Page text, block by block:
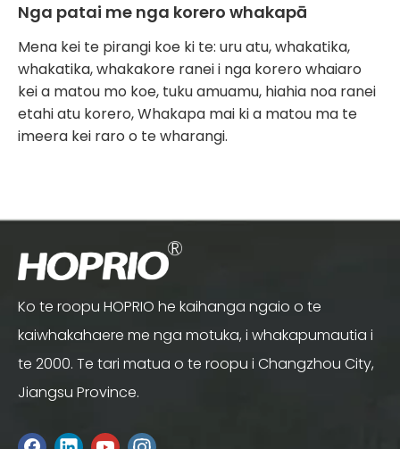
Nga patai me nga korero whakapā
Mena kei te pirangi koe ki te: uru atu, whakatika,
whakatika, whakakore ranei i nga korero whaiaro
kei a matou mo koe, tuku amuamu, hiahia noa ranei
etahi atu korero, Whakapa mai ki a matou ma te
imeera kei raro o te wharangi.
Ko te roopu HOPRIO he kaihanga ngaio o te
kaiwhakahaere me nga motuka, i whakapumautia i
te 2000. Te tari matua o te roopu i Changzhou City,
Jiangsu Province.